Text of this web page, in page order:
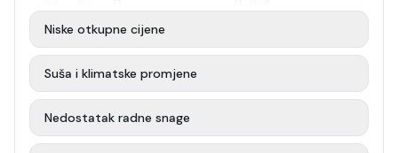
Niske otkupne cijene
Suša i klimatske promjene
Nedostatak radne snage